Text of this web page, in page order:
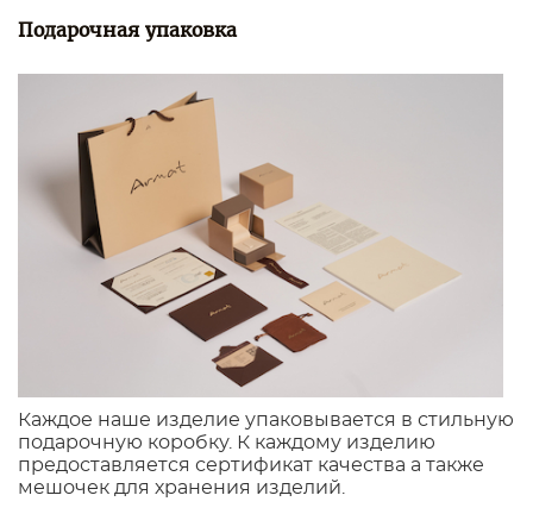
Подарочная упаковка
Каждое наше изделие упаковывается в стильную
подарочную коробку. К каждому изделию
предоставляется сертификат качества а также
мешочек для хранения изделий.